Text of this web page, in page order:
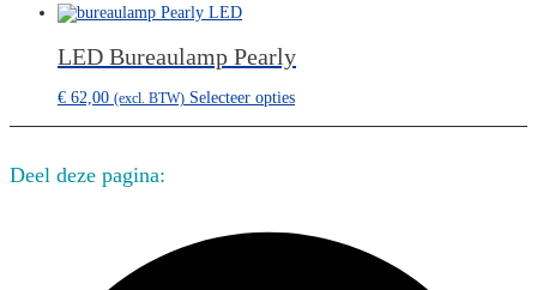
LED Bureaulamp Pearly
€ 62,00 (excl. BTW) Selecteer opties
Deel deze pagina: